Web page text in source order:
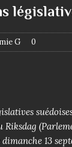
G 0
Riksdag
13